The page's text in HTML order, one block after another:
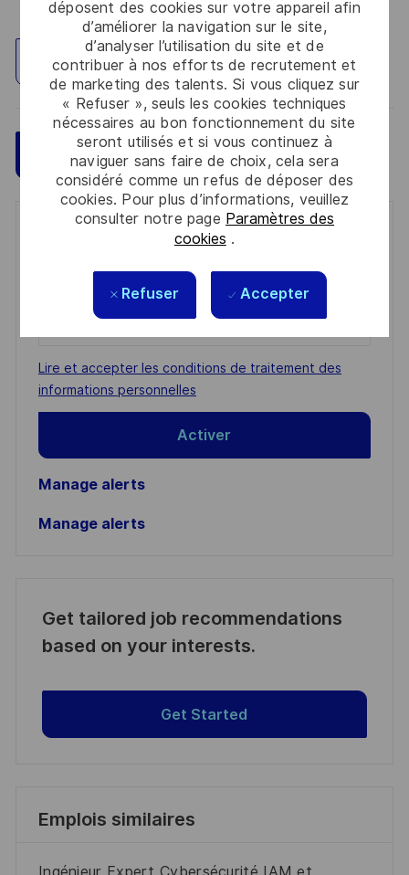
déposent des cookies sur votre appareil afin
d’améliorer la navigation sur le site,
d’analyser l’utilisation du site et de
contribuer à nos efforts de recrutement et
de marketing des talents. Si vous cliquez sur
« Refuser », seuls les cookies techniques
nécessaires au bon fonctionnement du site
seront utilisés et si vous continuez à
naviguer sans faire de choix, cela sera
considéré comme un refus de déposer des
cookies. Pour plus d’informations, veuillez
consulter notre page Paramètres des
cookies .
Refuser Accepter
Explorez un site
Postulez maintenant Sauvegarder
Get notified for similar jobs
You'll receive updates once a week
Email
address
(Required)
Required
Lire et accepter les conditions de traitement des
informations personnelles
Activer
Manage alerts
Manage alerts
Get tailored job recommendations
based on your interests.
Get Started
Emplois similaires